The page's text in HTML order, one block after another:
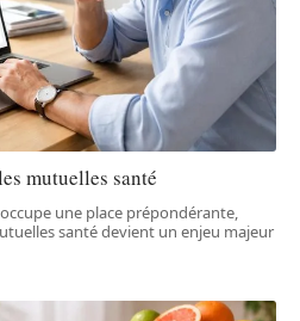
mutuelles santé
une place prépondérante,
santé devient un enjeu majeur